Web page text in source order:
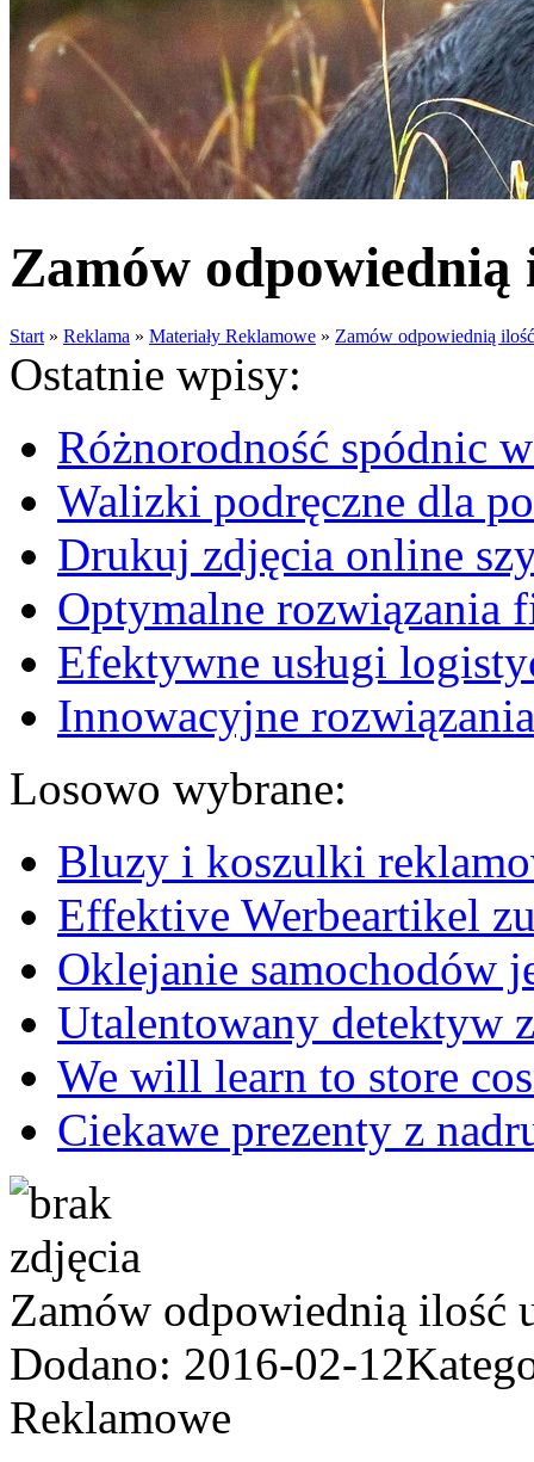
Zamów
Start » Reklama » Materiały Reklamowe » Zamów odpowiednią
Ostatnie wpisy:
Różnorodność spódnic
Walizki podręczne dla
Drukuj zdjęcia online
Optymalne rozwiązania
Efektywne usługi
Innowacyjne
Losowo wybrane:
Bluzy i koszulki
Effektive Werbeartikel
Oklejanie samochodów
Utalentowany detektyw
We will learn to store
Ciekawe prezenty z
Zamów odpowiednią ilość
Dodano: 2016-02-12
Reklamowe